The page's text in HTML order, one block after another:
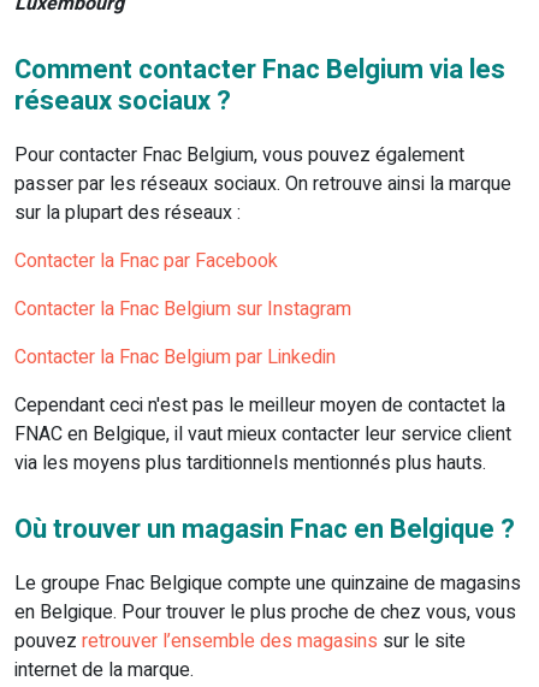
Comment contacter Fnac Belgium via les
réseaux sociaux ?
Pour contacter Fnac Belgium, vous pouvez également
passer par les réseaux sociaux. On retrouve ainsi la marque
sur la plupart des réseaux :
Contacter la Fnac par Facebook
Contacter la Fnac Belgium sur Instagram
Contacter la Fnac Belgium par Linkedin
Cependant ceci n'est pas le meilleur moyen de contactet la
FNAC en Belgique, il vaut mieux contacter leur service client
via les moyens plus tarditionnels mentionnés plus hauts.
Où trouver un magasin Fnac en Belgique ?
Le groupe Fnac Belgique compte une quinzaine de magasins
en Belgique. Pour trouver le plus proche de chez vous, vous
pouvez retrouver l’ensemble des magasins sur le site
internet de la marque.